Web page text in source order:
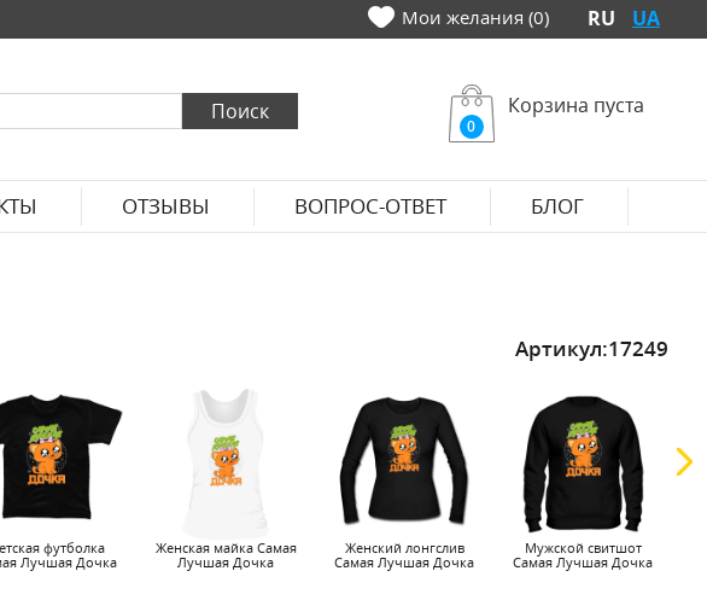
Мои желания (0) RU UA
0
Корзина пуста
ОТЗЫВЫ ВОПРОС-ОТВЕТ БЛОГ
Артикул:17249
футболка
Лучшая Дочка
Женская майка Самая
Лучшая Дочка
Женский лонгслив
Самая Лучшая Дочка
Мужской свитшот
Самая Лучшая Дочка